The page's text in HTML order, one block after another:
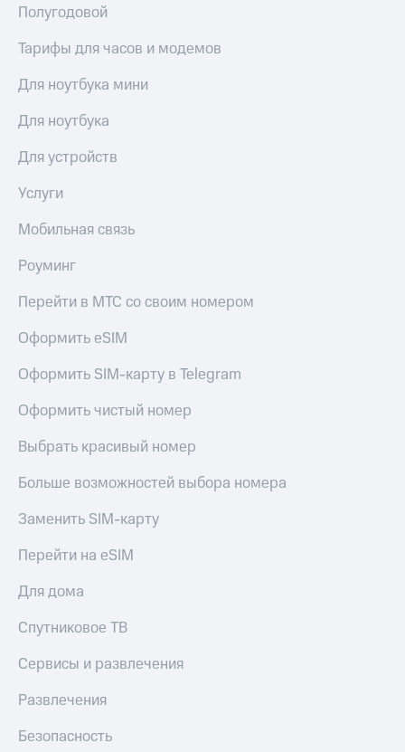
Полугодовой
Тарифы для часов и модемов
Для ноутбука мини
Для ноутбука
Для устройств
Услуги
Мобильная связь
Роуминг
Перейти в МТС со своим номером
Оформить eSIM
Оформить SIM-карту в Telegram
Оформить чистый номер
Выбрать красивый номер
Больше возможностей выбора номера
Заменить SIM-карту
Перейти на eSIM
Для дома
Спутниковое ТВ
Сервисы и развлечения
Развлечения
Безопасность